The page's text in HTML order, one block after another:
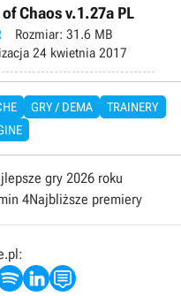
Chaos v.1.27a PL
Rozmiar: 31.6 MB
24 kwietnia 2017
GRY / DEMA
TRAINERY
gry 2026 roku
4Najbliższe premiery